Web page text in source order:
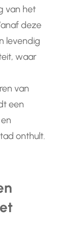
van het
deze
levendig
waar
van
een
onthult.